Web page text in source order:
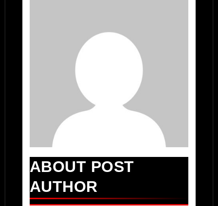
ABOUT POST
AUTHOR